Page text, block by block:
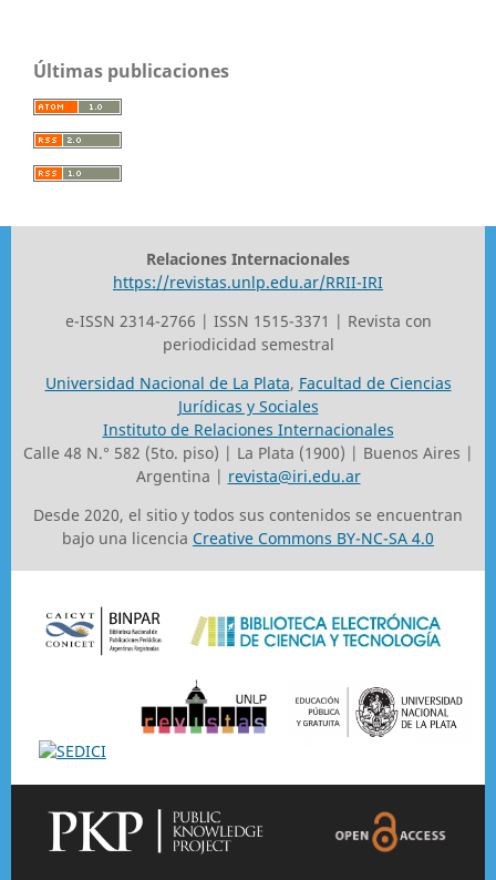
Últimas publicaciones
Relaciones Internacionales
https://revistas.unlp.edu.ar/RRII-IRI
e-ISSN 2314-2766 | ISSN 1515-3371 | Revista con
periodicidad semestral
Universidad Nacional de La Plata, Facultad de Ciencias
Jurídicas y Sociales
Instituto de Relaciones Internacionales
Calle 48 N.° 582 (5to. piso) | La Plata (1900) | Buenos Aires |
Argentina | revista@iri.edu.ar
Desde 2020, el sitio y todos sus contenidos se encuentran
bajo una licencia Creative Commons BY-NC-SA 4.0